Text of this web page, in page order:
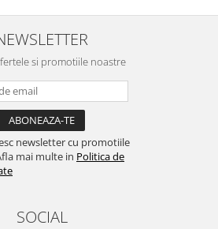
si promotiile noastre
newsletter cu promotiile
mai multe in Politica de
SOCIAL